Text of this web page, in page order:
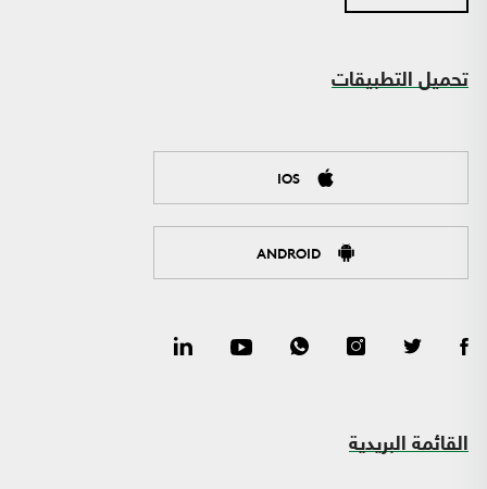
تحميل التطبيقات
IOS
ANDROID
القائمة البريدية